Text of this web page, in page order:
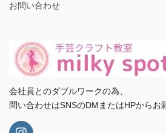
お問い合わせ
会社員とのダブルワークの為、
問い合わせはSNSのDMまたはHPからお